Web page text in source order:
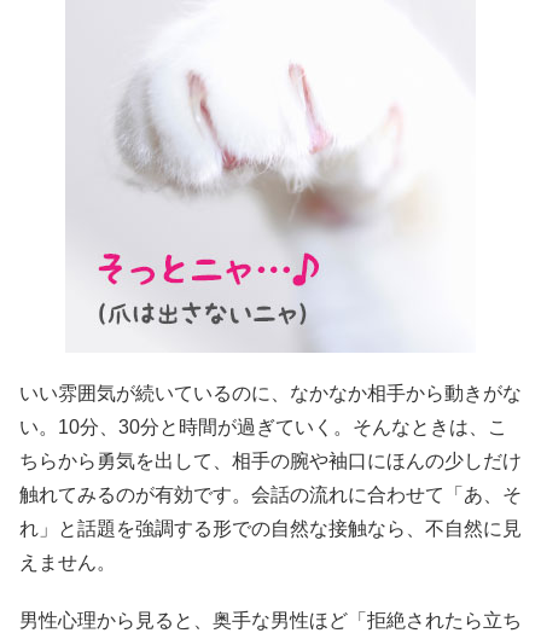
いい雰囲気が続いているのに、なかなか相手から動きがな
い。10分、30分と時間が過ぎていく。そんなときは、こ
ちらから勇気を出して、相手の腕や袖口にほんの少しだけ
触れてみるのが有効です。会話の流れに合わせて「あ、そ
れ」と話題を強調する形での自然な接触なら、不自然に見
えません。
男性心理から見ると、奥手な男性ほど「拒絶されたら立ち